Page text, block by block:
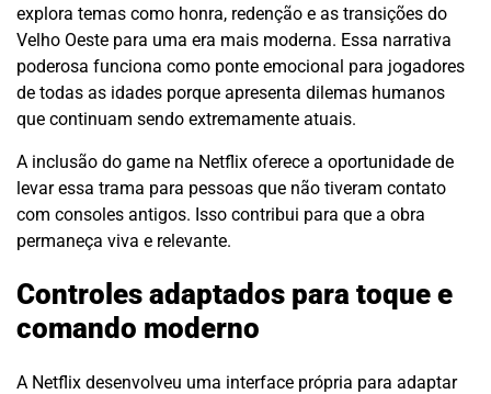
explora temas como honra, redenção e as transições do
Velho Oeste para uma era mais moderna. Essa narrativa
poderosa funciona como ponte emocional para jogadores
de todas as idades porque apresenta dilemas humanos
que continuam sendo extremamente atuais.
A inclusão do game na Netflix oferece a oportunidade de
levar essa trama para pessoas que não tiveram contato
com consoles antigos. Isso contribui para que a obra
permaneça viva e relevante.
Controles adaptados para toque e
comando moderno
A Netflix desenvolveu uma interface própria para adaptar